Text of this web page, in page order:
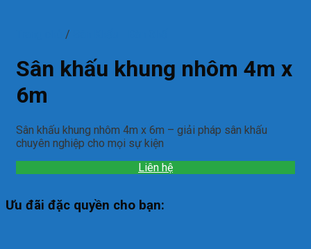
/
Sân khấu khung nhôm 4m x
6m
Sân khấu khung nhôm 4m x 6m – giải pháp sân khấu
chuyên nghiệp cho mọi sự kiện
Liên hệ
Ưu đãi đặc quyền cho bạn: